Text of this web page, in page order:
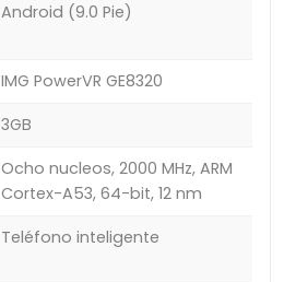
Android (9.0 Pie)
IMG PowerVR GE8320
3GB
Ocho nucleos, 2000 MHz, ARM
Cortex-A53, 64-bit, 12 nm
Teléfono inteligente